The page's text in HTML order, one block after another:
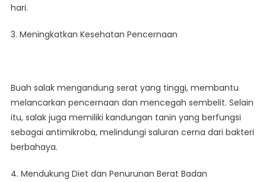
hari.
3. Meningkatkan Kesehatan Pencernaan
Buah salak mengandung serat yang tinggi, membantu
melancarkan pencernaan dan mencegah sembelit. Selain
itu, salak juga memiliki kandungan tanin yang berfungsi
sebagai antimikroba, melindungi saluran cerna dari bakteri
berbahaya.
4. Mendukung Diet dan Penurunan Berat Badan